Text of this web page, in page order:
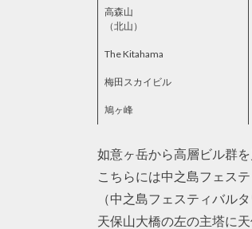
高森山
（北山）
The Kitahama
梅田スカイビル
鳩ヶ峰
如意ヶ岳から高層ビル群を
こちらには中之島フェス
（中之島フェスティバル
天保山大橋の左の主塔に